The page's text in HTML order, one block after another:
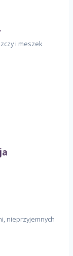
i meszek
nieprzyjemnych